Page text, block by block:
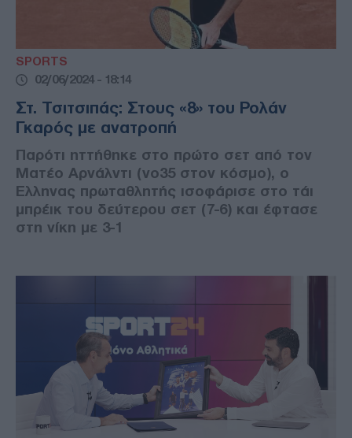
SPORTS
02/06/2024 - 18:14
Στ. Τσιτσιπάς: Στους «8» του Ρολάν
Γκαρός με ανατροπή
Παρότι ηττήθηκε στο πρώτο σετ από τον
Ματέο Αρνάλντι (νο35 στον κόσμο), ο
Ελληνας πρωταθλητής ισοφάρισε στο τάι
μπρέικ του δεύτερου σετ (7-6) και έφτασε
στη νίκη με 3-1